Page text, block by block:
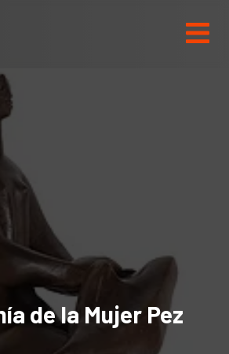
de la Mujer Pez